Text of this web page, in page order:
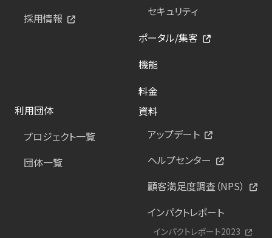
採用情報
セキュリティ
ポータル/集客
機能
料金
利用団体
プロジェクト一覧
団体一覧
資料
アップデート
ヘルプセンター
顧客満足度調査（NPS）
インパクトレポート
インパクトレポート2023